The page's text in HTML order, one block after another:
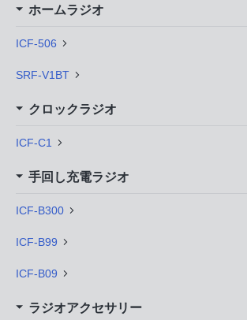
ホームラジオ
ICF-506
SRF-V1BT
クロックラジオ
ICF-C1
手回し充電ラジオ
ICF-B300
ICF-B99
ICF-B09
ラジオアクセサリー